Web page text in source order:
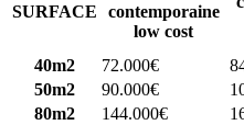
SURFACE
contemporaine
low cost
40m2
72.000€
50m2
90.000€
80m2
144.000€